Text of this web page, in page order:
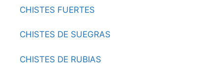
CHISTES FUERTES
CHISTES DE SUEGRAS
CHISTES DE RUBIAS